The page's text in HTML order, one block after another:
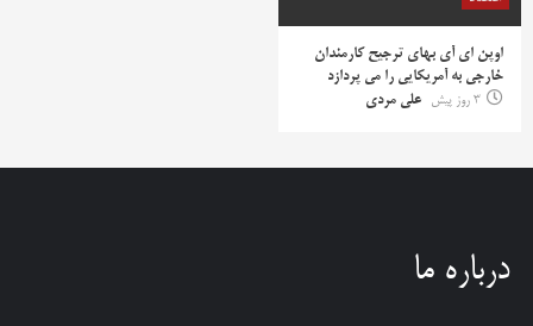
اوپن ای آی بهای ترجیح کارمندان
خارجی به آمریکایی را می پردازد
3 روز پیش
علی مردی
درباره ما